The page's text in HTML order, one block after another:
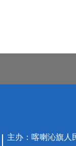
主办：喀喇沁旗